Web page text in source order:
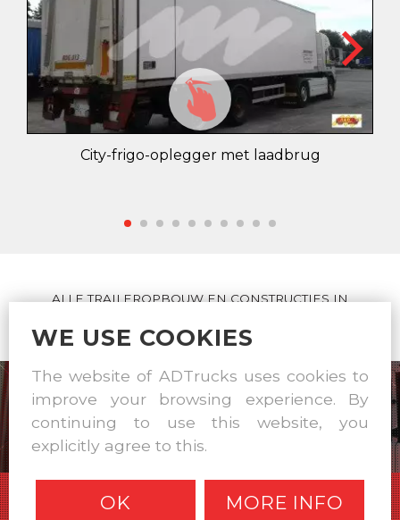
WE USE COOKIES
The website of ADTrucks uses cookies to
improve your browsing experience. By
continuing to use this website, you
explicitly agree to this.
OK MORE INFO
City-frigo-oplegger met laadbrug
ALLE TRAILEROPBOUW EN CONSTRUCTIES IN